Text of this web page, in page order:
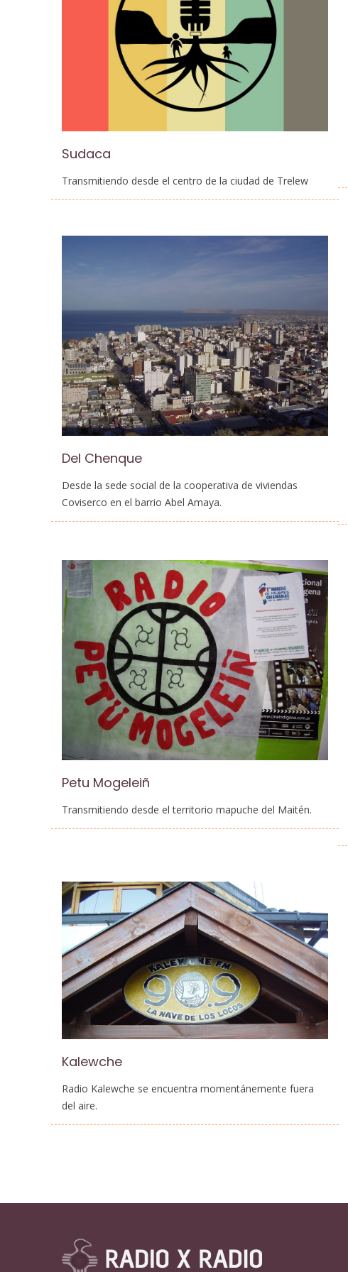
Sudaca
Transmitiendo desde el centro de la ciudad de Trelew
Del Chenque
Desde la sede social de la cooperativa de viviendas
Coviserco en el barrio Abel Amaya.
Petu Mogeleiñ
Transmitiendo desde el territorio mapuche del Maitén.
Kalewche
Radio Kalewche se encuentra momentánemente fuera
del aire.